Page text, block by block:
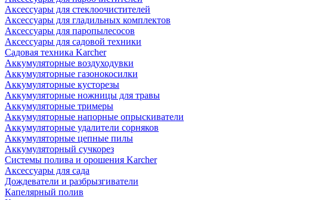
Аксессуары для стеклоочистителей
Аксессуары для гладильных комплектов
Аксессуары для паропылесосов
Аксессуары для садовой техники
Садовая техника Karcher
Аккумуляторные воздуходувки
Аккумуляторные газонокосилки
Аккумуляторные кусторезы
Аккумуляторные ножницы для травы
Аккумуляторные тримеры
Аккумуляторные напорные опрыскиватели
Аккумуляторные удалители сорняков
Аккумуляторные цепные пилы
Аккумуляторный сучкорез
Системы полива и орошения Karcher
Аксессуары для сада
Дождеватели и разбрызгиватели
Капелярный полив